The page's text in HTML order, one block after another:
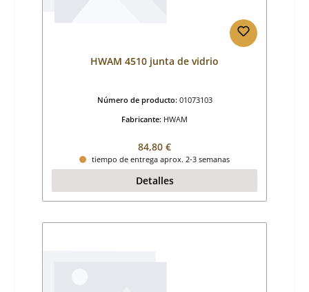
HWAM 4510 junta de vidrio
Número de producto: 01073103
Fabricante: HWAM
Precio normal:
84,80 €
tiempo de entrega aprox. 2-3 semanas
Detalles